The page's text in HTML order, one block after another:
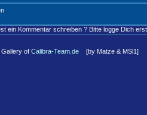
ein Kommentar schreiben ? Bitte logge Dich erst
Gallery of Calibra-Team.de [by Matze & MSl1]